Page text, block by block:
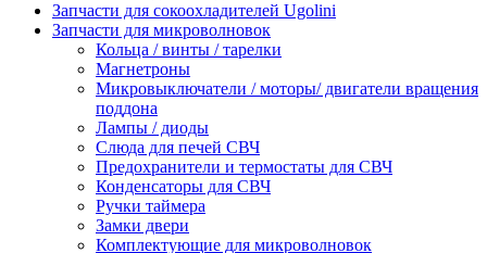
Запчасти для сокоохладителей Ugolini
Запчасти для микроволновок
Кольца / винты / тарелки
Магнетроны
Микровыключатели / моторы/ двигатели вращения
поддона
Лампы / диоды
Слюда для печей СВЧ
Предохранители и термостаты для СВЧ
Конденсаторы для СВЧ
Ручки таймера
Замки двери
Комплектующие для микроволновок